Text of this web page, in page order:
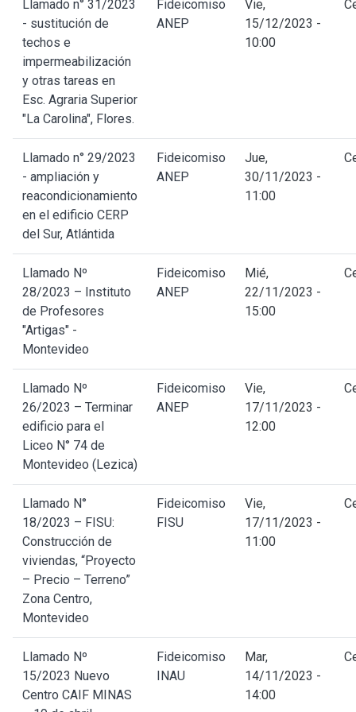
Llamado n° 31/2023
- sustitución de
techos e
impermeabilización
y otras tareas en
Esc. Agraria Superior
"La Carolina", Flores.
Fideicomiso
ANEP
Vie,
15/12/2023 -
10:00
Llamado n° 29/2023
- ampliación y
reacondicionamiento
en el edificio CERP
del Sur, Atlántida
Fideicomiso
ANEP
Jue,
30/11/2023 -
11:00
Llamado Nº
28/2023 – Instituto
de Profesores
"Artigas" -
Montevideo
Fideicomiso
ANEP
Mié,
22/11/2023 -
15:00
Llamado Nº
26/2023 – Terminar
edificio para el
Liceo N° 74 de
Montevideo (Lezica)
Fideicomiso
ANEP
Vie,
17/11/2023 -
12:00
Llamado N°
18/2023 – FISU:
Construcción de
viviendas, “Proyecto
– Precio – Terreno”
Zona Centro,
Montevideo
Fideicomiso
FISU
Vie,
17/11/2023 -
11:00
Llamado Nº
15/2023 Nuevo
Centro CAIF MINAS
Fideicomiso
INAU
Mar,
14/11/2023 -
14:00